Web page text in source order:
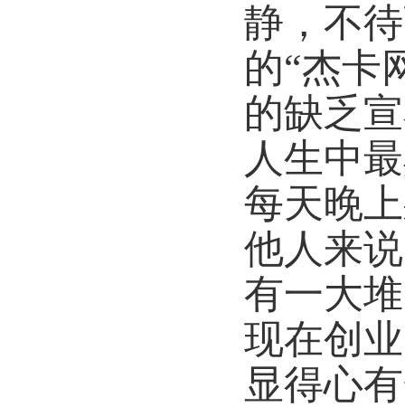
静，不
的“杰卡
的缺乏
人生中
每天晚
他人来
有一大
现在创
显得心